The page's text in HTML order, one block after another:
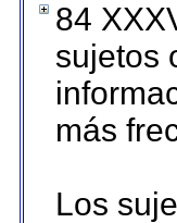
84
sujetos
más
Los